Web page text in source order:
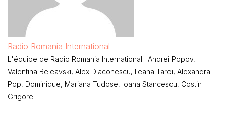
Radio Romania International
L'équipe de Radio Romania International : Andrei Popov,
Valentina Beleavski, Alex Diaconescu, Ileana Taroi, Alexandra
Pop, Dominique, Mariana Tudose, Ioana Stancescu, Costin
Grigore.